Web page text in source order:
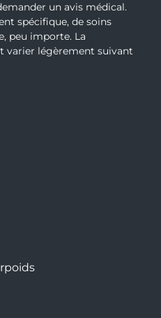
un avis médical.
spécifique, de soins
peu importe. La
varier légèrement suivant